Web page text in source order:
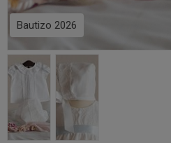
Bautizo 2026